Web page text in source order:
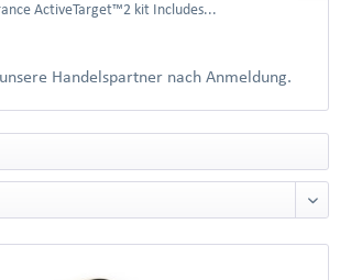
ActiveTarget™2 kit Includes...
Handelspartner nach Anmeldung.